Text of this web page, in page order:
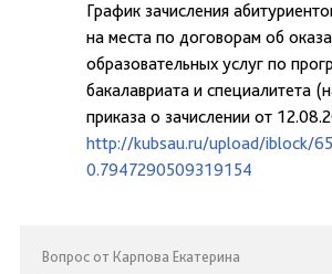
График зачисления
на места по договорам об
образовательных услуг по
бакалавриата и специалитета
приказа о зачислении от
http://kubsau.ru/upload/iblock/
0.7947290509319154
Вопрос от Карпова Екатерина